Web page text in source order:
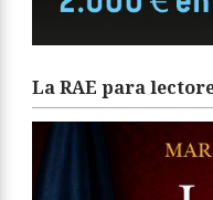
La RAE para